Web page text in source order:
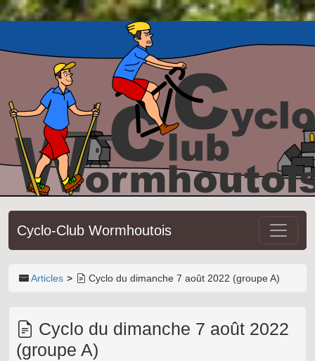
Cyclo-Club Wormhoutois
Articles Cyclo du dimanche 7 août 2022 (groupe A)
Cyclo du dimanche 7 août 2022
(groupe A)